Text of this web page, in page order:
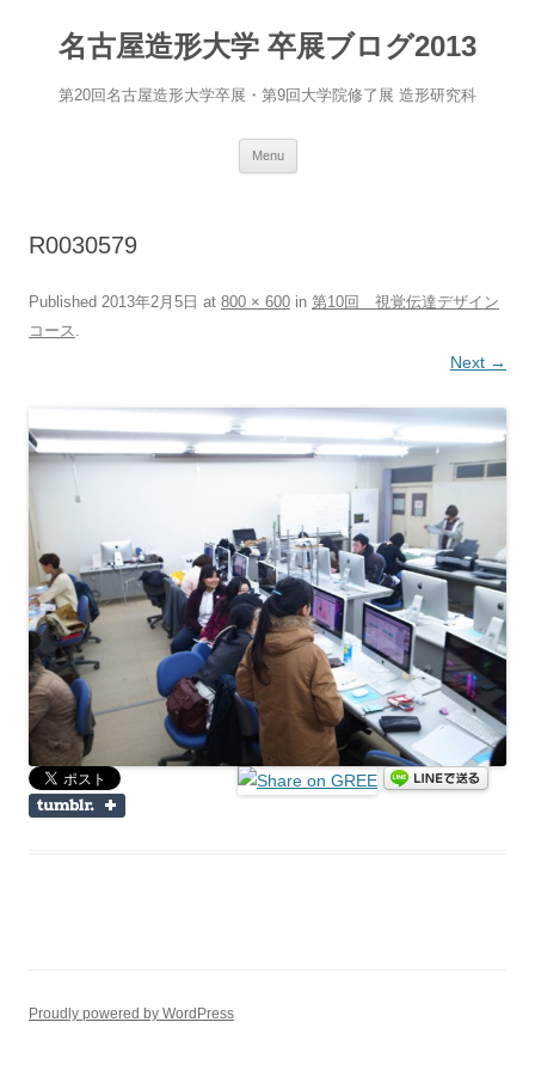
名古屋造形大学 卒展ブログ2013
第20回名古屋造形大学卒展・第9回大学院修了展 造形研究科
Menu
R0030579
Published 2013年2月5日 at 800 × 600 in 第10回 視覚伝達デザイン
コース .
Next →
Proudly powered by WordPress